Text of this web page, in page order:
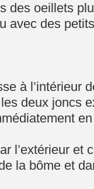
des oeillets
avec des
à l’intérieur
deux joncs
l’extérieur et
la bôme et